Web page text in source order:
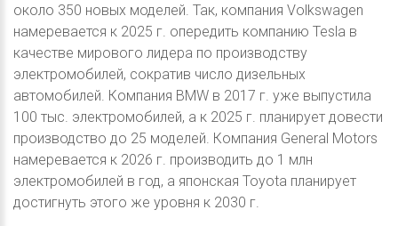
около 350 новых моделей. Так, компания Volkswagen
намеревается к 2025 г. опередить компанию Tesla в
качестве мирового лидера по производству
электромобилей, сократив число дизельных
автомобилей. Компания BMW в 2017 г. уже выпустила
100 тыс. электромобилей, а к 2025 г. планирует довести
производство до 25 моделей. Компания General Motors
намеревается к 2026 г. производить до 1 млн
электромобилей в год, а японская Toyota планирует
достигнуть этого же уровня к 2030 г.